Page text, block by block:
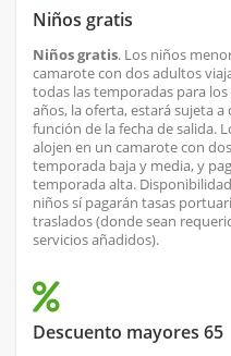
Niños gratis
Niños gratis. Los niños
camarote con dos adultos
todas las temporadas para los
años, la oferta, estará sujeta
función de la fecha de salida.
alojen en un camarote con
temporada baja y media, y
temporada alta.
niños sí pagarán tasas
traslados (donde sean
servicios añadidos).
Descuento mayores 65